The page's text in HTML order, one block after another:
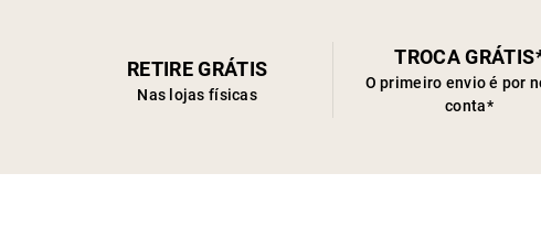
RETIRE GRÁTIS
Nas lojas físicas
TROCA
O primeiro envio é por
conta*